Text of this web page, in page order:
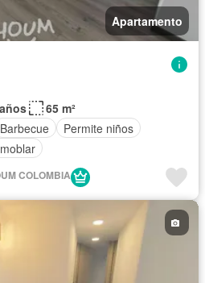
Apartamento
65 m²
Barbecue
Permite niños
COLOMBIA